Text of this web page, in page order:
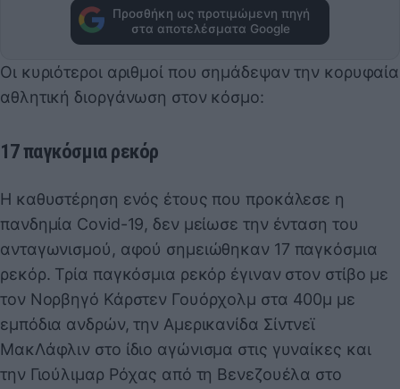
Προσθήκη ως προτιμώμενη πηγή
στα αποτελέσματα Google
Οι κυριότεροι αριθμοί που σημάδεψαν την κορυφαία
αθλητική διοργάνωση στον κόσμο:
17 παγκόσμια ρεκόρ
Η καθυστέρηση ενός έτους που προκάλεσε η
πανδημία Covid-19, δεν μείωσε την ένταση του
ανταγωνισμού, αφού σημειώθηκαν 17 παγκόσμια
ρεκόρ. Τρία παγκόσμια ρεκόρ έγιναν στον στίβο με
τον Νορβηγό Κάρστεν Γουόρχολμ στα 400μ με
εμπόδια ανδρών, την Αμερικανίδα Σίντνεϊ
ΜακΛάφλιν στο ίδιο αγώνισμα στις γυναίκες και
την Γιούλιμαρ Ρόχας από τη Βενεζουέλα στο